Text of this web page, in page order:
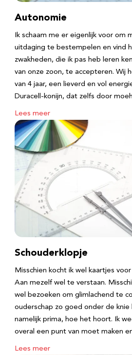
Autonomie
Ik schaam me er eigenlijk voor om
uitdaging te bestempelen en vind
zwakheden, die ik pas heb leren
van onze zoon, te accepteren. Wij
van 4 jaar, een lieverd en vol
Duracell-konijn, dat zelfs door
Lees meer
Schouderklopje
Misschien kocht ik wel kaartjes
Aan mezelf wel te verstaan.
wel bezoeken om glimlachend te
ouderschap zo goed onder de
namelijk prima, hoe het hoort. Ik
overal een punt van moet maken
Lees meer